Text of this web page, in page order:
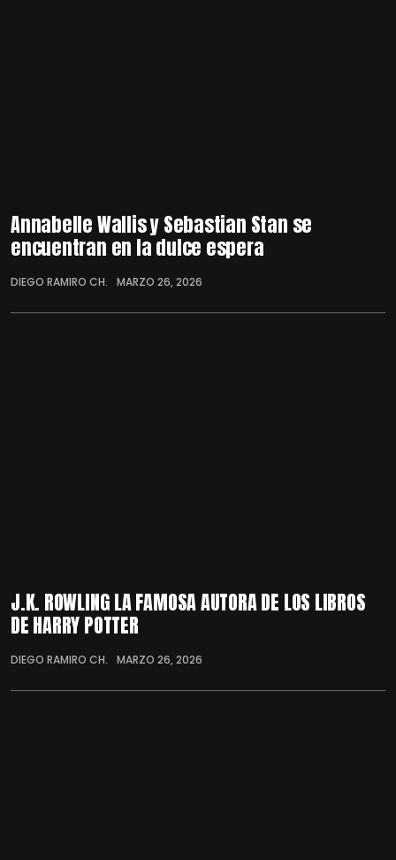
Annabelle Wallis y Sebastian Stan se
encuentran en la dulce espera
DIEGO RAMIRO CH. MARZO 26, 2026
J.K. ROWLING LA FAMOSA AUTORA DE LOS LIBROS
DE HARRY POTTER
DIEGO RAMIRO CH. MARZO 26, 2026